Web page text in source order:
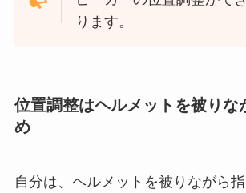
ります。
位置調整はヘルメットを被りな
め
自分は、ヘルメットを被りながら